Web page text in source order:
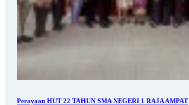
Perayaan HUT 22 TAHUN SMA NEGERI 1 RAJA AMPAT